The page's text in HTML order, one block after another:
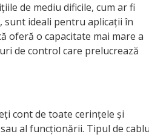
de mediu dificile, cum ar fi
sunt ideali pentru aplicații în
oferă o capacitate mai mare a
de control care prelucrează
cont de toate cerințele și
al funcționării. Tipul de